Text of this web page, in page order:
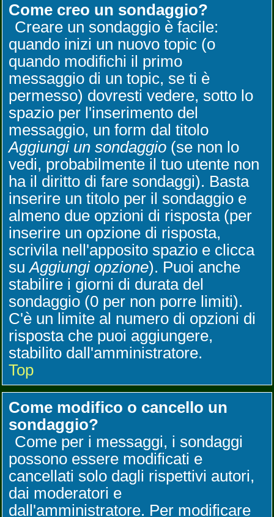
Come creo un sondaggio?
Creare un sondaggio è facile:
quando inizi un nuovo topic (o
quando modifichi il primo
messaggio di un topic, se ti è
permesso) dovresti vedere, sotto lo
spazio per l'inserimento del
messaggio, un form dal titolo
Aggiungi un sondaggio (se non lo
vedi, probabilmente il tuo utente non
ha il diritto di fare sondaggi). Basta
inserire un titolo per il sondaggio e
almeno due opzioni di risposta (per
inserire un opzione di risposta,
scrivila nell'apposito spazio e clicca
suAggiungi opzione). Puoi anche
stabilire i giorni di durata del
sondaggio (0 per non porre limiti).
C'è un limite al numero di opzioni di
risposta che puoi aggiungere,
stabilito dall'amministratore.
Top
Come modifico o cancello un
sondaggio?
Come per i messaggi, i sondaggi
possono essere modificati e
cancellati solo dagli rispettivi autori,
dai moderatori e
dall'amministratore. Per modificare